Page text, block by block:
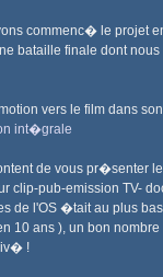
commenc� le projet
bataille finale dont
vers le film dans
int�grale
de vous
clip-pub-emission TV-
de l'OS �tait au plus
10 ans ), un bon
!